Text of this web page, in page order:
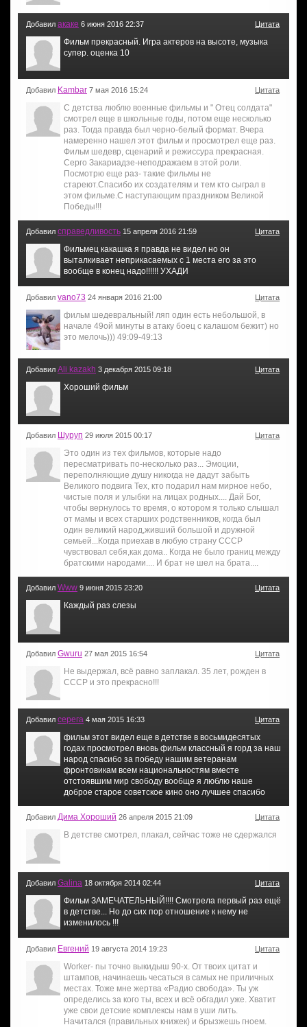
Добавил акаке 6 июня 2016 22:37 Цитата
Фильм прекрасный. Игра актеров на высоте, музыка
супер. оценка 10
Добавил Kambar 7 мая 2016 15:24 Цитата
С детства люблю военные фильмы и " Отец солдата"
смотрел еще в школьные годы, потом еще несколько
раз. Тогда правда был черно-белый формат. Вчера
намеренно нашел этот фильм и просмотрел еще раз.
Фильм шедевр, сценарий и режиссура прекрасная.
Серго Закариадзе-неподражаем в этой роли.
Посмотрю еще раз- такие фильмы не
стареют.Спасибо их создателям и тем кто сыграл в
этом фильме.С наступающим праздником Великой
Победы!!!
Добавил справедливость 15 апреля 2016 21:59 Цитата
Фильмец какашка я правда не видел но он
выталкивает неприкасаемых с 1 места его за это
вообще в конец надо!!!!!! УХАДИ
Добавил vano73 24 января 2016 21:00 Цитата
фильм шедевральный! ляп один есть небольшой, в
начале 49ой минуты в атаку боец с калашом бежит) но
это мелочь))) 49:09-49:13
Добавил Ali kazakh 3 декабря 2015 09:18 Цитата
Хороший фильм
Добавил Шуруп 29 июля 2015 00:17 Цитата
Это один из тех фильмов, которые надо
пересматривать по-несколько раз... Эмоции,
переполняющие душу никогда не дадут забыть
Великого подвига Тех, кто подарил нам мирное небо,
чистые поля и улыбки на лицах родных.... Дай Бог,
чтобы вернулось то время, о котором я только слышал
от мамы и всех старших родственников, когда был
один великий народ,живший большой и дружной
семьей...Когда приехав в любую страну СССР
чувствовал себя,как дома.. Когда не было границ между
братскими народами.... И брат не шел на брата....
Добавил Www 9 июня 2015 23:20 Цитата
Каждый раз слезы
Добавил Gwuru 27 мая 2015 16:54 Цитата
Не выдержал, всё равно заплакал. 35 лет, рожден в
СССР и это прекрасно!!!
Добавил серега 4 мая 2015 16:33 Цитата
фильм этот видел еще в детстве в восьмидесятых
годах просмотрел вновь фильм классный я горд за наш
народ спасибо за победу нашим ветеранам
фронтовикам всем национальностям вместе
отстоявшим мир свободу вообще я люблю наше
доброе старое советское кино оно лучшее спасибо
Добавил Дима Хороший 26 апреля 2015 21:09 Цитата
В детстве смотрел, плакал, сейчас тоже не сдержался
Добавил Galina 18 октября 2014 02:44 Цитата
Фильм ЗАМЕЧАТЕЛЬНЫЙ!!!! Смотрела первый раз ещё
в детстве... Но до сих пор отношение к нему не
изменилось !!!
Добавил Евгений 19 августа 2014 19:23 Цитата
Worker- nы точно выкидыш 90-х. От твоих цитат и
штампов, начинаешь чесаться в самых не приличных
местах. Тоже мне жертва «Радио свобода». Ты уж
определись за кого ты, всех и всё обгадил уже. Хватит
уже свои детские комплексы нам в уши лить.
Начитался (правильных книжек) и брызжешь гноем.